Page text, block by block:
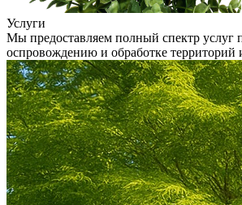
Услуги
Мы предоставляем полный спектр услуг
оспровождению и обработке территорий